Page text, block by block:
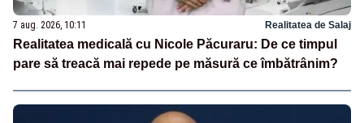
7 aug. 2026, 10:11 Realitatea de Salaj
Realitatea medicală cu Nicole Păcuraru: De ce timpul
pare să treacă mai repede pe măsură ce îmbătrânim?